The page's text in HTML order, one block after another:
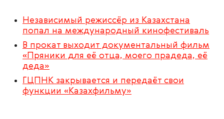
Независимый режиссёр из Казахстана
попал на международный кинофестиваль
В прокат выходит документальный фильм
«Пряники для её отца, моего прадеда, её
деда»
ГЦПНК закрывается и передаёт свои
функции «Казахфильму»